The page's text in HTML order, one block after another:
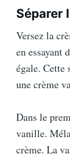
Séparer
Versez la
en essayant
égale. Cette
une crème
Dans le
vanille.
crème. La